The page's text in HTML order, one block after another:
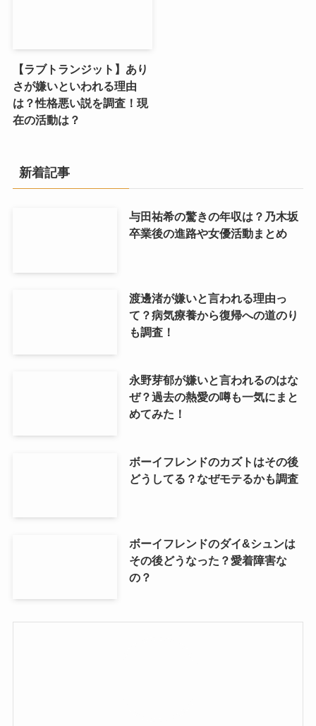
【ラブトランジット】あり
さが嫌いといわれる理由
は？性格悪い説を調査！現
在の活動は？
新着記事
与田祐希の驚きの年収は？乃木坂
卒業後の進路や女優活動まとめ
渡邊渚が嫌いと言われる理由っ
て？病気療養から復帰への道のり
も調査！
永野芽郁が嫌いと言われるのはな
ぜ？過去の熱愛の噂も一気にまと
めてみた！
ボーイフレンドのカズトはその後
どうしてる？なぜモテるかも調査
ボーイフレンドのダイ&シュンは
その後どうなった？愛着障害な
の？